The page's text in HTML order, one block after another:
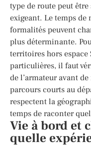
type de route peut
exigeant. Le temps
formalités peuvent
plus déterminante.
territoires hors
particulières, il faut
de l’armateur avant
parcours courts au
respectent la
temps de raconter
Vie à bord et
quelle